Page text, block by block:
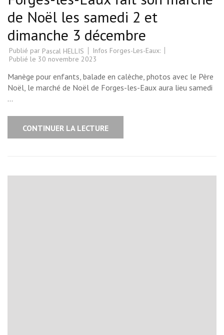
de Noël les samedi 2 et
dimanche 3 décembre
Publié par Pascal HELLIS
Infos Forges-Les-Eaux:
Publié le 30 novembre 2023
Manège pour enfants, balade en calèche, photos avec le Père
Noël, le marché de Noël de Forges-les-Eaux aura lieu samedi
…
CONTINUER LA LECTURE